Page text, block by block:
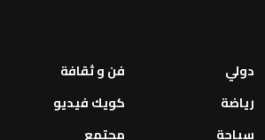
دولي
رياضة
سياحة
فن و ثقافة
كويك فيديو
مجتمع